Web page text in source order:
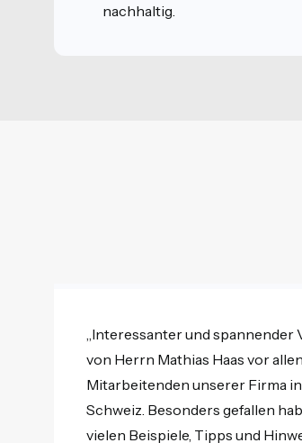
nachhaltig.
„Interessanter und spannender
von Herrn Mathias Haas vor allen
Mitarbeitenden unserer Firma
Schweiz. Besonders gefallen
vielen Beispiele, Tipps und